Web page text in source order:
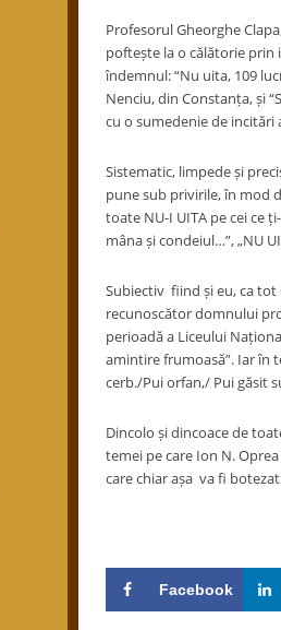
Profesorul Gheorghe
poftește la o călătorie
îndemnul: “Nu uita, 109
Nenciu, din Constanța, și
cu o sumedenie de incitări
Sistematic, limpede și
pune sub privirile, în mod
toate NU-I UITA pe cei ce
mâna și condeiul…”, „NU
Subiectiv fiind și eu, ca tot
recunoscător domnului
perioadă a Liceului
amintire frumoasă”. Iar în
cerb./Pui orfan,/ Pui găsit
Dincolo și dincoace de
temei pe care Ion N.
care chiar așa va fi
18
Facebook